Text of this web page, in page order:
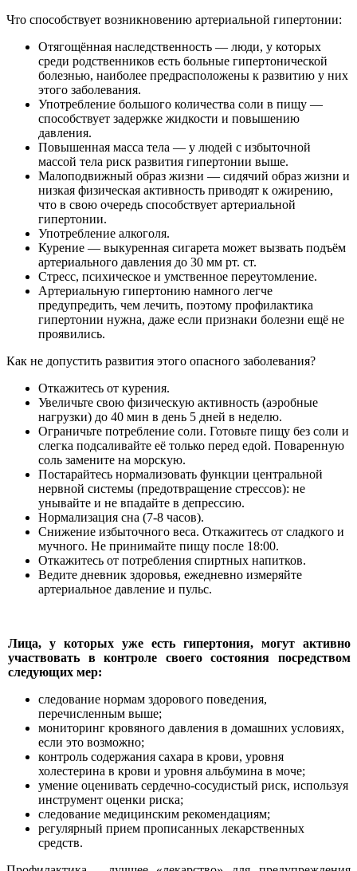
Что способствует возникновению артериальной гипертонии:
Отягощённая наследственность — люди, у которых
среди родственников есть больные гипертонической
болезнью, наиболее предрасположены к развитию у них
этого заболевания.
Употребление большого количества соли в пищу —
способствует задержке жидкости и повышению
давления.
Повышенная масса тела — у людей с избыточной
массой тела риск развития гипертонии выше.
Малоподвижный образ жизни — сидячий образ жизни и
низкая физическая активность приводят к ожирению,
что в свою очередь способствует артериальной
гипертонии.
Употребление алкоголя.
Курение — выкуренная сигарета может вызвать подъём
артериального давления до 30 мм рт. ст.
Стресс, психическое и умственное переутомление.
Артериальную гипертонию намного легче
предупредить, чем лечить, поэтому профилактика
гипертонии нужна, даже если признаки болезни ещё не
проявились.
Как не допустить развития этого опасного заболевания?
Откажитесь от курения.
Увеличьте свою физическую активность (аэробные
нагрузки) до 40 мин в день 5 дней в неделю.
Ограничьте потребление соли. Готовьте пищу без соли и
слегка подсаливайте её только перед едой. Поваренную
соль замените на морскую.
Постарайтесь нормализовать функции центральной
нервной системы (предотвращение стрессов): не
унывайте и не впадайте в депрессию.
Нормализация сна (7-8 часов).
Снижение избыточного веса. Откажитесь от сладкого и
мучного. Не принимайте пищу после 18:00.
Откажитесь от потребления спиртных напитков.
Ведите дневник здоровья, ежедневно измеряйте
артериальное давление и пульс.
Лица, у которых уже есть гипертония, могут активно
участвовать в контроле своего состояния посредством
следующих мер:
следование нормам здорового поведения,
перечисленным выше;
мониторинг кровяного давления в домашних условиях,
если это возможно;
контроль содержания сахара в крови, уровня
холестерина в крови и уровня альбумина в моче;
умение оценивать сердечно-сосудистый риск, используя
инструмент оценки риска;
следование медицинским рекомендациям;
регулярный прием прописанных лекарственных
средств.